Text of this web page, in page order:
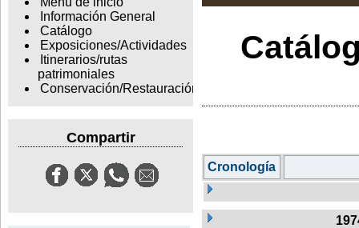
Información General
Catálogo
Exposiciones/Actividades
Itinerarios/rutas
patrimoniales
Conservación/Restauración
Compartir
Cronología